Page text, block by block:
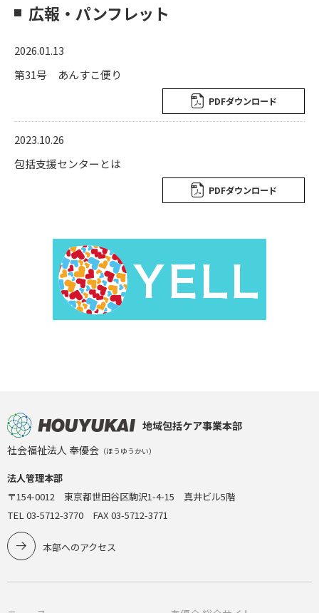
広報・パンフレット
2026.01.13
第31号 あんすこ便り
PDFダウンロード
2023.10.26
包括支援センターとは
PDFダウンロード
地域包括ケア事業本部
社会福祉法人 奉優会 （ほうゆうかい）
法人管理本部
〒154-0012 東京都世田谷区駒沢1-4-15 真井ビル5階
TEL 03-5712-3770 FAX 03-5712-3771
本部へのアクセス